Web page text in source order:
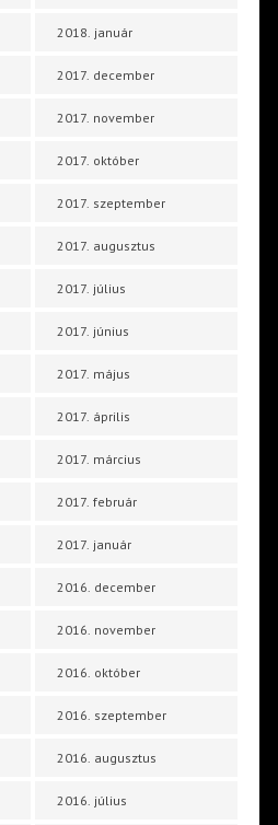
2018. január
2017. december
2017. november
2017. október
2017. szeptember
2017. augusztus
2017. július
2017. június
2017. május
2017. április
2017. március
2017. február
2017. január
2016. december
2016. november
2016. október
2016. szeptember
2016. augusztus
2016. július